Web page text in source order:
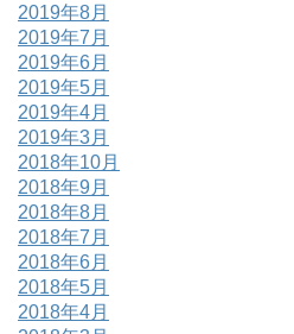
2019年8月
2019年7月
2019年6月
2019年5月
2019年4月
2019年3月
2018年10月
2018年9月
2018年8月
2018年7月
2018年6月
2018年5月
2018年4月